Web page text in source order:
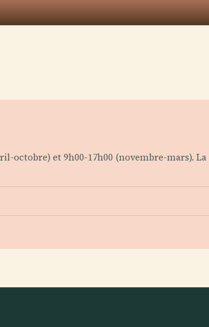
octobre) et 9h00-17h00 (novembre-mars).